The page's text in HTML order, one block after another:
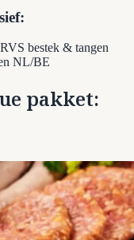
RVS bestek & tangen
NL/BE
pakket: